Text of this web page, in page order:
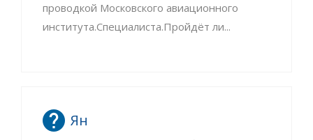
проводкой Московского авиационного
института.Специалиста.Пройдёт ли...
Ян